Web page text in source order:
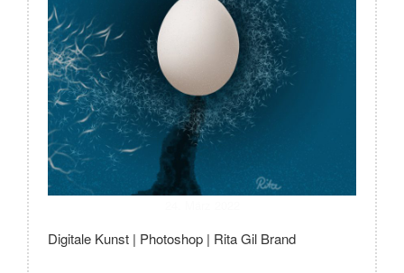
Digitale Kunst | Photoshop | Rita Gil Brand